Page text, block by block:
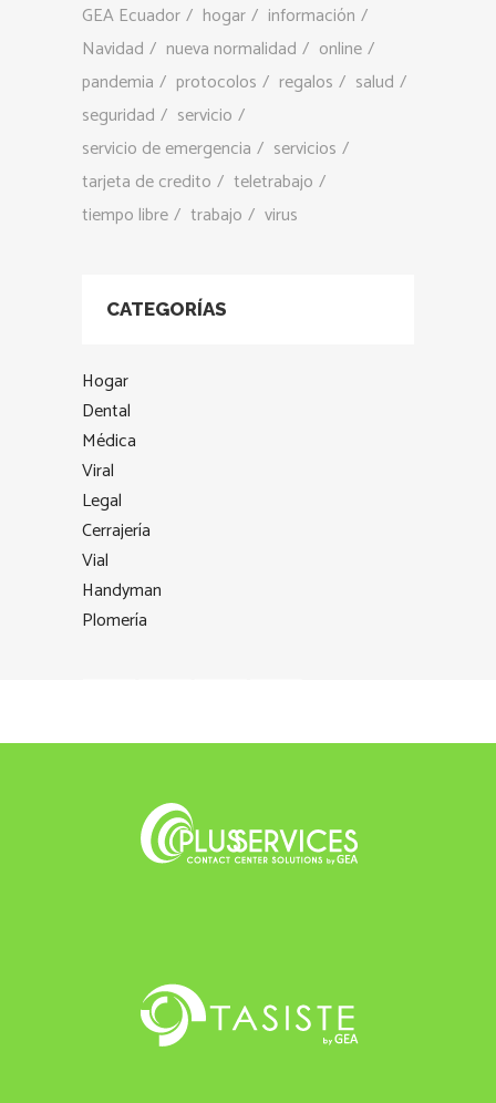
GEA Ecuador
hogar
información
Navidad
nueva normalidad
online
pandemia
protocolos regalos
salud
seguridad
servicio
servicio de emergencia
servicios
tarjeta de credito
teletrabajo
tiempo libre
trabajo virus
CATEGORÍAS
Hogar
Dental
Médica
Viral
Legal
Cerrajería
Vial
Handyman
Plomería